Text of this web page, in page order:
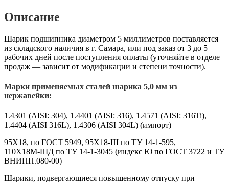
мм
(5-
Ю1Т)
Описание
Шарик подшипника диаметром 5 миллиметров поставляется
из складского наличия в г. Самара, или под заказ от 3 до 5
рабочих дней после поступления оплаты (уточняйте в отделе
продаж — зависит от модификации и степени точности).
Марки применяемых сталей шарика 5,0 мм из
нержавейки:
1.4301 (AISI: 304), 1.4401 (AISI: 316), 1.4571 (AISI: 316Ti),
1.4404 (AISI 316L), 1.4306 (AISI 304L) (импорт)
95X18, по ГОСТ 5949, 95X18-Ш по ТУ 14-1-595,
110Х18М-ШД по ТУ 14-1-3045 (индекс Ю по ГОСТ 3722 и ТУ
ВНИПП.080-00)
Шарики, подвергающиеся повышенному отпуску при